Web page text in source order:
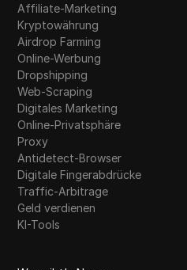
Affiliate-Marketing
Kryptowährung
Airdrop Farming
Online-Werbung
Dropshipping
Web-Scraping
Digitales Marketing
Online-Privatsphäre
Proxy
Antidetect-Browser
Digitale Fingerabdrücke
Traffic-Arbitrage
Geld verdienen
KI-Tools